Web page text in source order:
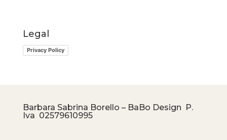
Legal
Privacy Policy
Barbara Sabrina Borello – BaBo Design P.
Iva 02579610995